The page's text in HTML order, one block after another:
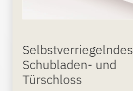
Selbstverriegelndes
Schubladen- und
Türschloss